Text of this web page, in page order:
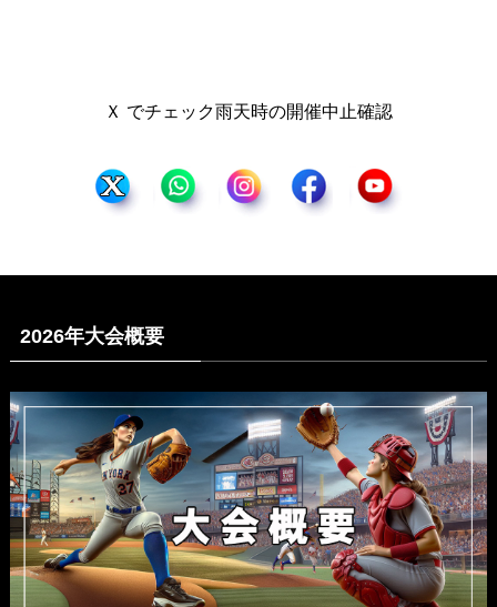
Ｘ でチェック雨天時の開催中止確認
2026年大会概要